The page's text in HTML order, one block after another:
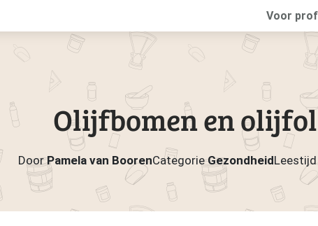
Voor
Olijfbomen en
DoorPamela van BoorenCategorieGezondheidLeestijd